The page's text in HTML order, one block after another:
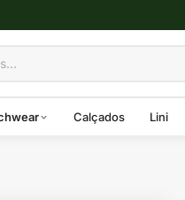
Calçados Lini